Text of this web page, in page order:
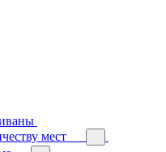
мест